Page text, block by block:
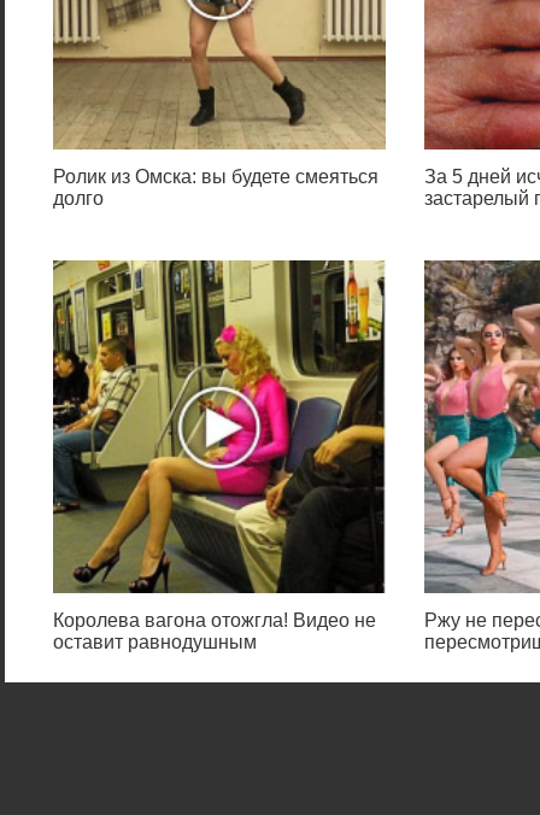
Ролик из Омска: вы будете смеяться
долго
За 5 дней
застарелый
Королева вагона отожгла! Видео не
оставит равнодушным
Ржу не